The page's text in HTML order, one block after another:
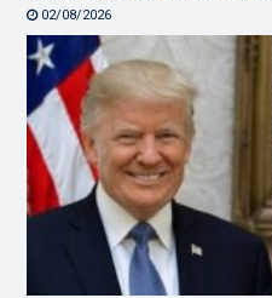
02/08/2026